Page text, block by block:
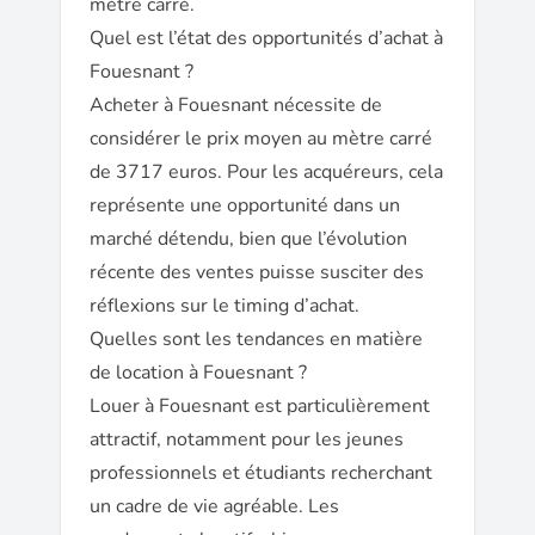
Quel est l’état des opportunités d’achat à
Fouesnant ?
Acheter à Fouesnant nécessite de
considérer le prix moyen au mètre carré
de 3717 euros. Pour les acquéreurs, cela
représente une opportunité dans un
marché détendu, bien que l’évolution
récente des ventes puisse susciter des
réflexions sur le timing d’achat.
Quelles sont les tendances en matière
de location à Fouesnant ?
Louer à Fouesnant est particulièrement
attractif, notamment pour les jeunes
professionnels et étudiants recherchant
un cadre de vie agréable. Les